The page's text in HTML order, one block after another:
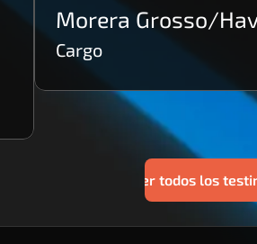
Ver todos los
Morera Grosso/
Cargo